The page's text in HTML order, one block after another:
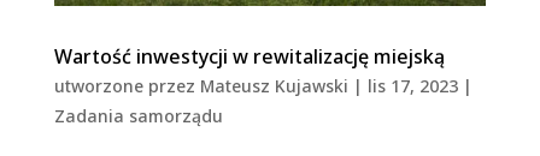
Wartość inwestycji w rewitalizację miejską
utworzone przez Mateusz Kujawski | lis 17, 2023|
Zadania samorządu